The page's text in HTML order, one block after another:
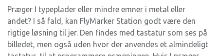
Præger I typeplader eller mindre emner i metal eller
andet? I så fald, kan FlyMarker Station godt være den
rigtige løsning til jer. Den findes med tastatur som ses på
billedet, men også uden hvor der anvendes et almindeligt